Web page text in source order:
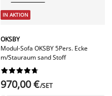
IN AKTION
OKSBY
Modul-Sofa OKSBY 5Pers. Ecke
m/Stauraum sand Stoff






970,00 €/SET